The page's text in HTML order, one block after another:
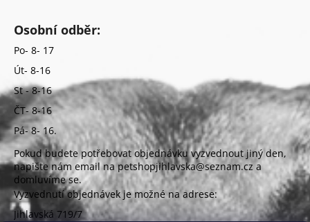
Osobní odběr:
Po- 8- 17
Út- 8-16
St - 8-16
ČT- 8-16
Pá- 8- 16.
Pokud budete potřebovat objednávku vyzvednout jiný den,
napište nám email na petshopjihlavska@seznam.cz a
domluvíme se.
Vyzvednutí objednávek je možné na adrese:
Jihlavská 719/7